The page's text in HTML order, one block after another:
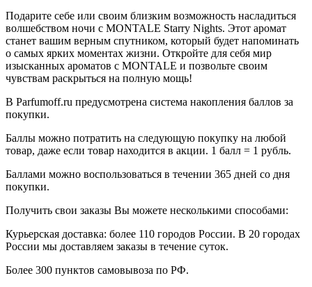
Подарите себе или своим близким возможность насладиться
волшебством ночи с MONTALE Starry Nights. Этот аромат
станет вашим верным спутником, который будет напоминать
о самых ярких моментах жизни. Откройте для себя мир
изысканных ароматов с MONTALE и позвольте своим
чувствам раскрыться на полную мощь!
В Parfumoff.ru предусмотрена система накопления баллов за
покупки.
Баллы можно потратить на следующую покупку на любой
товар, даже если товар находится в акции. 1 балл = 1 рубль.
Баллами можно воспользоваться в течении 365 дней со дня
покупки.
Получить свои заказы Вы можете несколькими способами:
Курьерская доставка: более 110 городов России. В 20 городах
России мы доставляем заказы в течение суток.
Более 300 пунктов самовывоза по РФ.